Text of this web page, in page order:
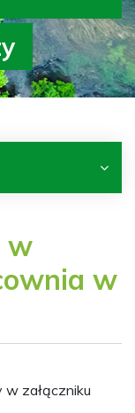
w
w
w załączniku